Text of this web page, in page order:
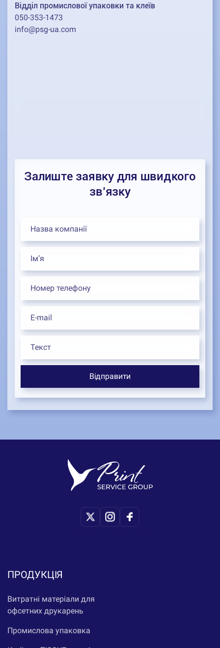
Відділ промислової упаковки та клеїв
050-353-1473
info@psg-ua.com
Залиште заявку для швидкого
зв’язку
ПРОДУКЦІЯ
Витратні матеріали для
офсетних друкарень
Промислова упаковка